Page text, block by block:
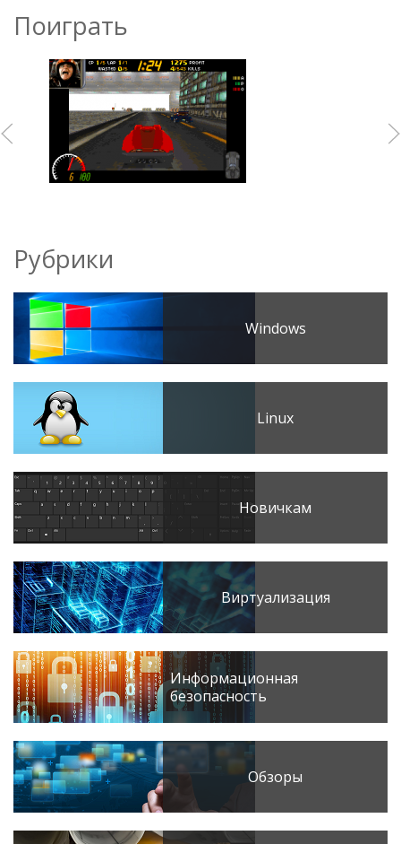
Поиграть
Рубрики
Windows
Linux
Новичкам
Виртуализация
Информационная
безопасность
Обзоры